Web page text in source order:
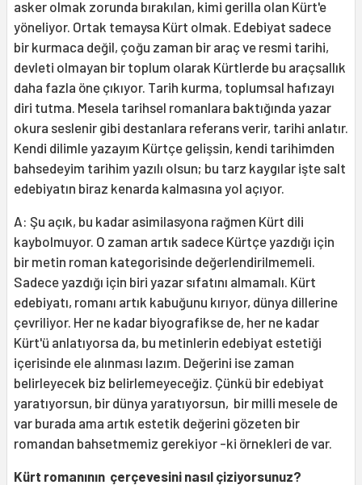
asker olmak zorunda bırakılan, kimi gerilla olan Kürt'e
yöneliyor. Ortak temaysa Kürt olmak. Edebiyat sadece
bir kurmaca değil, çoğu zaman bir araç ve resmi tarihi,
devleti olmayan bir toplum olarak Kürtlerde bu araçsallık
daha fazla öne çıkıyor. Tarih kurma, toplumsal hafızayı
diri tutma. Mesela tarihsel romanlara baktığında yazar
okura seslenir gibi destanlara referans verir, tarihi anlatır.
Kendi dilimle yazayım Kürtçe gelişsin, kendi tarihimden
bahsedeyim tarihim yazılı olsun; bu tarz kaygılar işte salt
edebiyatın biraz kenarda kalmasına yol açıyor.
A: Şu açık, bu kadar asimilasyona rağmen Kürt dili
kaybolmuyor. O zaman artık sadece Kürtçe yazdığı için
bir metin roman kategorisinde değerlendirilmemeli.
Sadece yazdığı için biri yazar sıfatını almamalı. Kürt
edebiyatı, romanı artık kabuğunu kırıyor, dünya dillerine
çevriliyor. Her ne kadar biyografikse de, her ne kadar
Kürt'ü anlatıyorsa da, bu metinlerin edebiyat estetiği
içerisinde ele alınması lazım. Değerini ise zaman
belirleyecek biz belirlemeyeceğiz. Çünkü bir edebiyat
yaratıyorsun, bir dünya yaratıyorsun, bir milli mesele de
var burada ama artık estetik değerini gözeten bir
romandan bahsetmemiz gerekiyor -ki örnekleri de var.
Kürt romanının çerçevesini nasıl çiziyorsunuz?